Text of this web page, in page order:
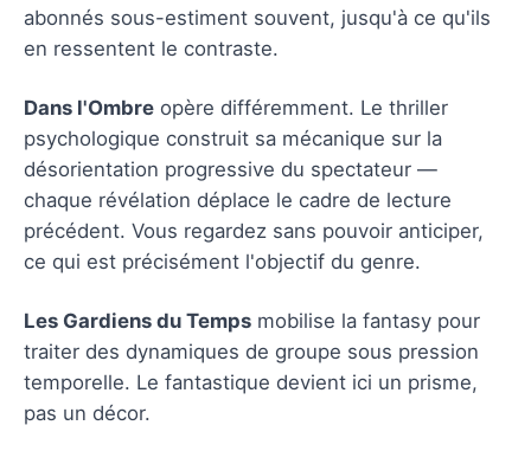
abonnés sous-estiment souvent, jusqu'à ce qu'ils
en ressentent le contraste.
Dans l'Ombre opère différemment. Le thriller
psychologique construit sa mécanique sur la
désorientation progressive du spectateur —
chaque révélation déplace le cadre de lecture
précédent. Vous regardez sans pouvoir anticiper,
ce qui est précisément l'objectif du genre.
Les Gardiens du Temps mobilise la fantasy pour
traiter des dynamiques de groupe sous pression
temporelle. Le fantastique devient ici un prisme,
pas un décor.